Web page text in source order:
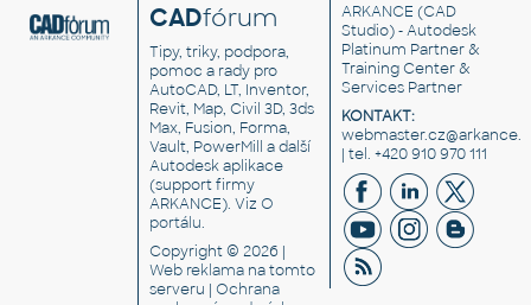
CADfórum
Tipy, triky, podpora,
pomoc a rady pro
AutoCAD, LT, Inventor,
Revit, Map, Civil 3D, 3ds
Max, Fusion, Forma,
Vault, PowerMill a další
Autodesk aplikace
(support firmy
ARKANCE). VizO
portálu.
Copyright © 2026 |
Web reklama na tomto
serveru |Ochrana
ARKANCE (CAD
Studio) - Autodesk
Platinum Partner &
Training Center &
Services Partner
KONTAKT:
| tel. +420 910 970 111